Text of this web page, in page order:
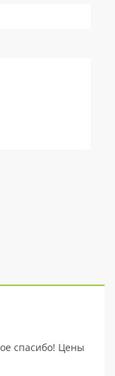
спасибо! Цены